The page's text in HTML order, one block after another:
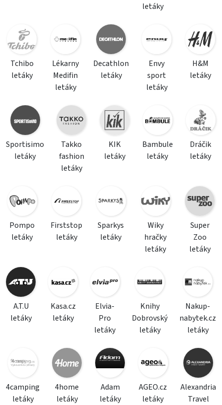
letáky
Tchibo
letáky
Lékarny
Medifin
letáky
Decathlon
letáky
Envy
sport
letáky
H&M
letáky
Sportisimo
letáky
Takko
fashion
letáky
KIK
letáky
Bambule
letáky
Dráčik
letáky
Pompo
letáky
Firststop
letáky
Sparkys
letáky
Wiky
hračky
letáky
Super
Zoo
letáky
A.T.U
letáky
Kasa.cz
letáky
Elvia-
Pro
letáky
Knihy
Dobrovský
letáky
Nakup-
nabytek.cz
letáky
4camping
letáky
4home
letáky
Adam
letáky
AGEO.cz
letáky
Alexandria
Travel